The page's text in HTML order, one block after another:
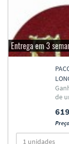
Entrega em 3
de